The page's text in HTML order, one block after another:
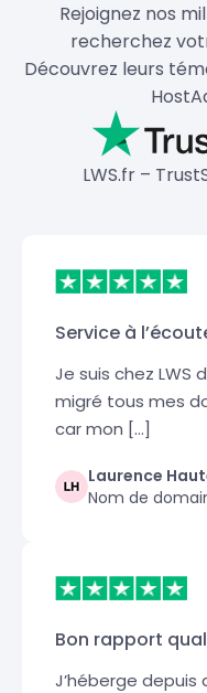
Rejoignez nos
recherchez
Découvrez leurs
LWS.fr –
Service à
Je suis chez LWS
migré tous mes
car mon […]
Laurence
Nom de
Bon rapport
J’héberge